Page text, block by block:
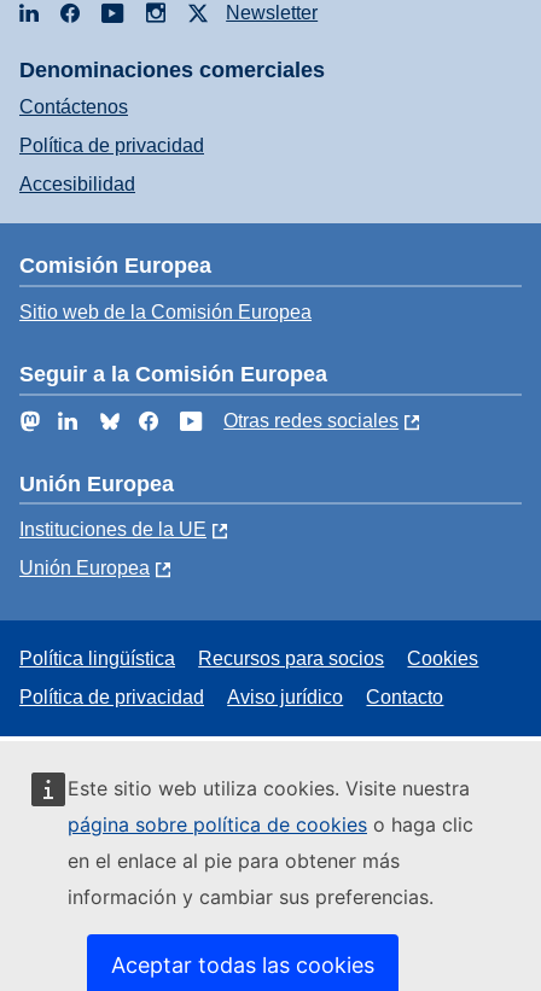
Este sitio web utiliza cookies. Visite nuestra
página sobre política de cookies o haga clic
en el enlace al pie para obtener más
información y cambiar sus preferencias.
Aceptar todas las cookies
LinkedInFacebookYouTubeInstagramNewsletter
Denominaciones comerciales
Contáctenos
Política de privacidad
Accesibilidad
Comisión Europea
Sitio web de la Comisión Europea
Seguir a la Comisión Europea
MastodonLinkedInBlueskyFacebookYouTube
Otras redes sociales
Unión Europea
Instituciones de la UE
Unión Europea
Política lingüística Recursos para socios
Cookies
Política de privacidad
Aviso jurídico Contacto